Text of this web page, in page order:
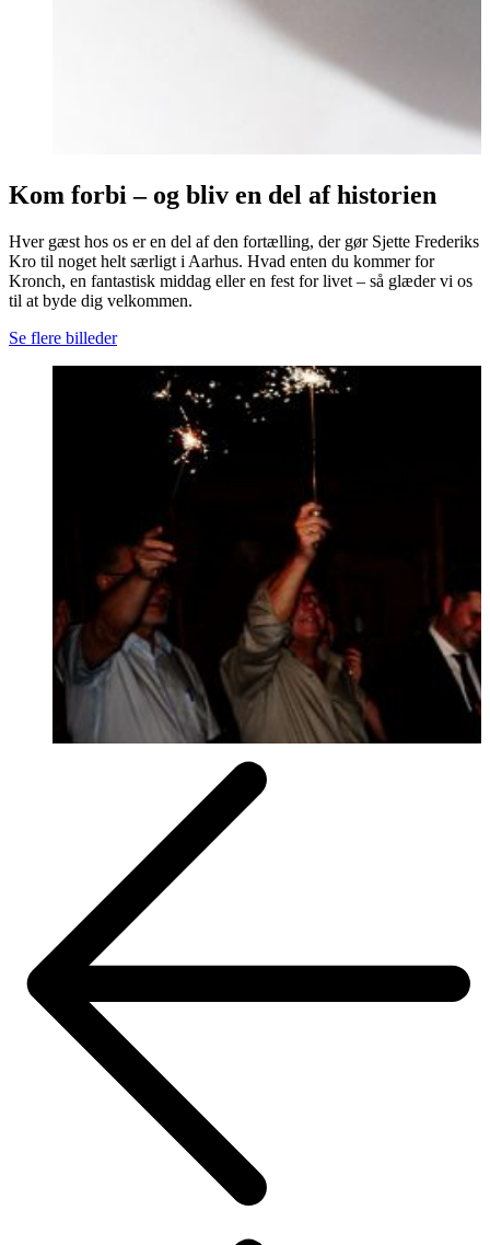
Kom forbi – og bliv en del af historien
Hver gæst hos os er en del af den fortælling, der gør Sjette Frederiks
Kro til noget helt særligt i Aarhus. Hvad enten du kommer for
Kronch, en fantastisk middag eller en fest for livet – så glæder vi os
til at byde dig velkommen.
Se flere billeder